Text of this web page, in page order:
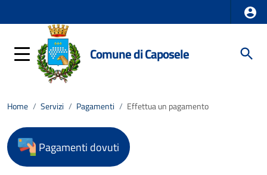
Comune di Caposele
Home / Servizi / Pagamenti / Effettua un pagamento
Pagamenti dovuti